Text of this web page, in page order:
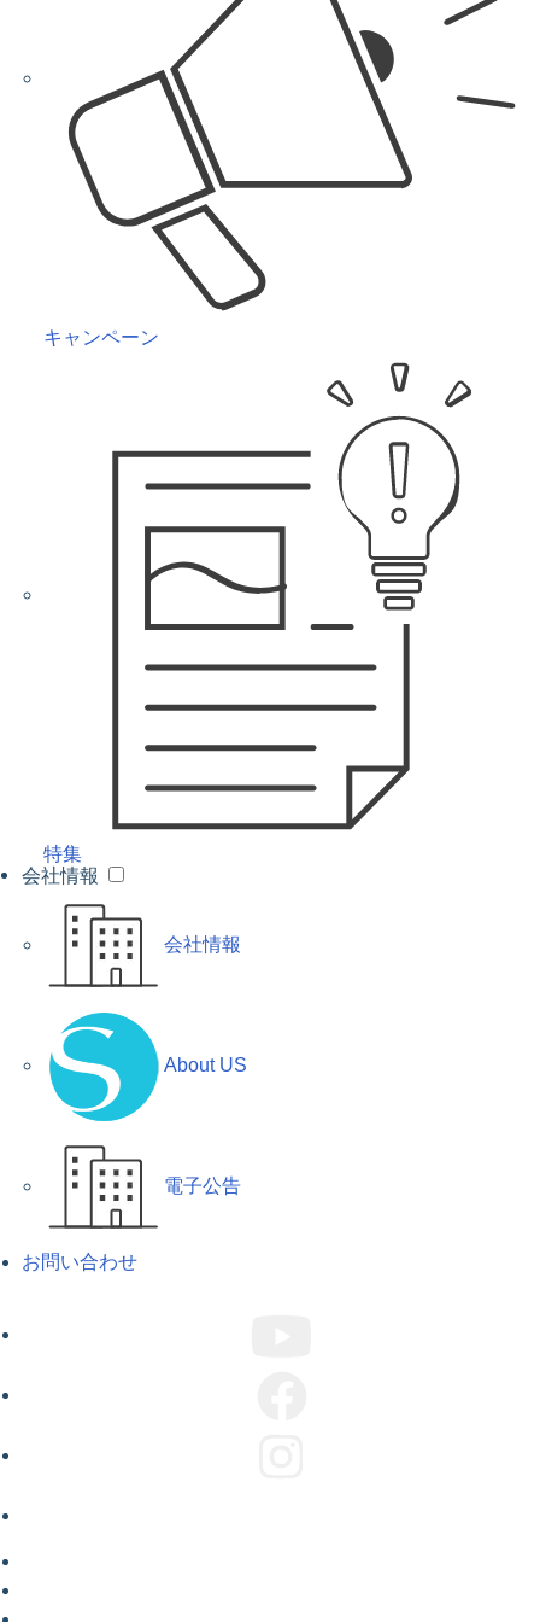
キャンペーン
特集
会社情報
会社情報
About US
電子公告
お問い合わせ